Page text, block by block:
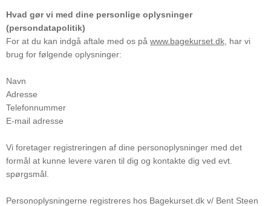
Hvad gør vi med dine personlige oplysninger
(persondatapolitik)
For at du kan indgå aftale med os på www.bagekurset.dk , har vi
brug for følgende oplysninger:
Navn
Adresse
Telefonnummer
E-mail adresse
Vi foretager registreringen af dine personoplysninger med det
formål at kunne levere varen til dig og kontakte dig ved evt.
spørgsmål.
Personoplysningerne registreres hos Bagekurset.dk v/ Bent Steen